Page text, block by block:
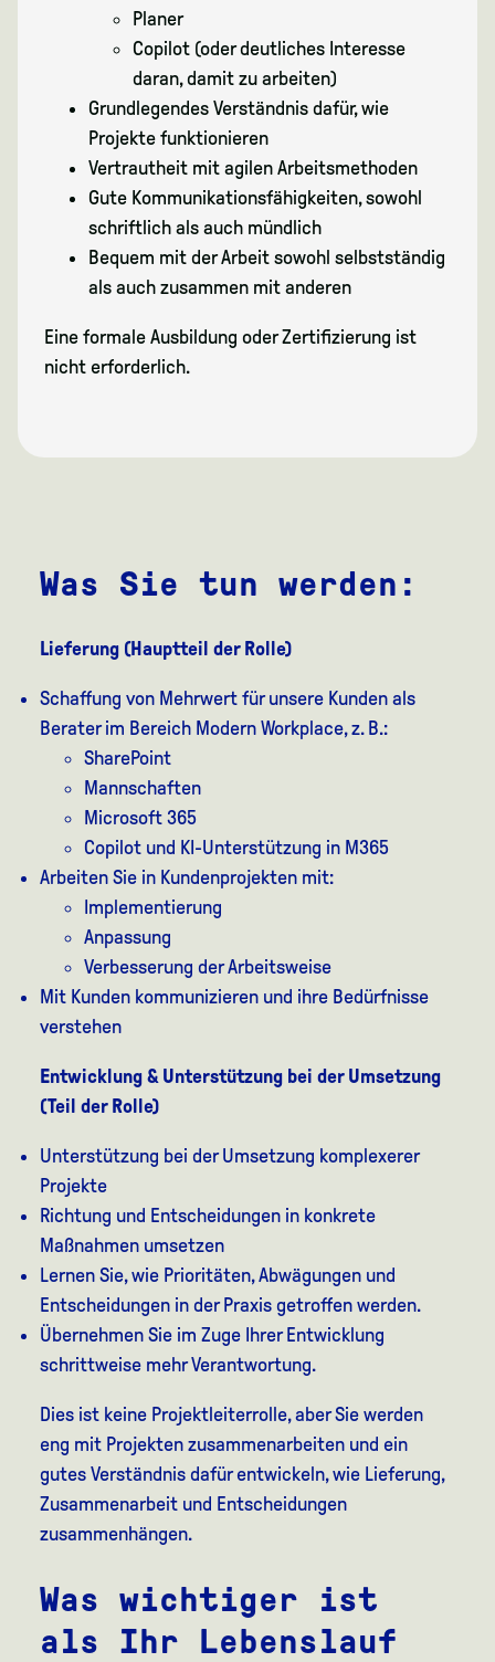
Planer
Copilot (oder deutliches Interesse
daran, damit zu arbeiten)
Grundlegendes Verständnis dafür, wie
Projekte funktionieren
Vertrautheit mit agilen Arbeitsmethoden
Gute Kommunikationsfähigkeiten, sowohl
schriftlich als auch mündlich
Bequem mit der Arbeit sowohl selbstständig
als auch zusammen mit anderen
Eine formale Ausbildung oder Zertifizierung ist
nicht erforderlich.
Was Sie tun werden:
Lieferung (Hauptteil der Rolle)
Schaffung von Mehrwert für unsere Kunden als
Berater im Bereich Modern Workplace, z. B.:
SharePoint
Mannschaften
Microsoft 365
Copilot und KI-Unterstützung in M365
Arbeiten Sie in Kundenprojekten mit:
Implementierung
Anpassung
Verbesserung der Arbeitsweise
Mit Kunden kommunizieren und ihre Bedürfnisse
verstehen
Entwicklung & Unterstützung bei der Umsetzung
(Teil der Rolle)
Unterstützung bei der Umsetzung komplexerer
Projekte
Richtung und Entscheidungen in konkrete
Maßnahmen umsetzen
Lernen Sie, wie Prioritäten, Abwägungen und
Entscheidungen in der Praxis getroffen werden.
Übernehmen Sie im Zuge Ihrer Entwicklung
schrittweise mehr Verantwortung.
Dies ist keine Projektleiterrolle, aber Sie werden
eng mit Projekten zusammenarbeiten und ein
gutes Verständnis dafür entwickeln, wie Lieferung,
Zusammenarbeit und Entscheidungen
zusammenhängen.
Was wichtiger ist
als Ihr Lebenslauf